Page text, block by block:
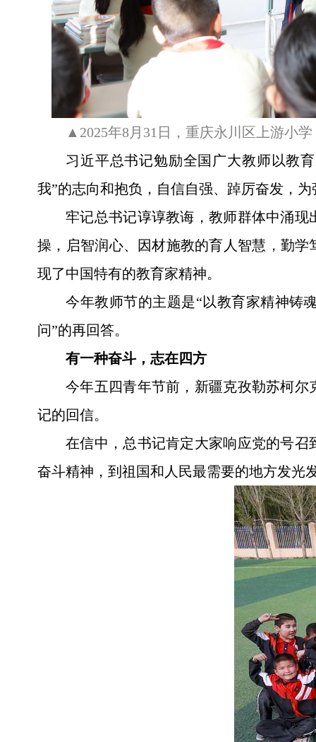
▲2025年8月31日，重庆永川区上游小
习近平总书记勉励全国广大教师以教
我”的志向和抱负，自信自强、踔厉奋发，
牢记总书记谆谆教诲，教师群体中涌
操，启智润心、因材施教的育人智慧，勤
现了中国特有的教育家精神。
今年教师节的主题是“以教育家精神铸
问”的再回答。
有一种奋斗，志在四方
今年五四青年节前，新疆克孜勒苏柯
记的回信。
在信中，总书记肯定大家响应党的号
奋斗精神，到祖国和人民最需要的地方发光